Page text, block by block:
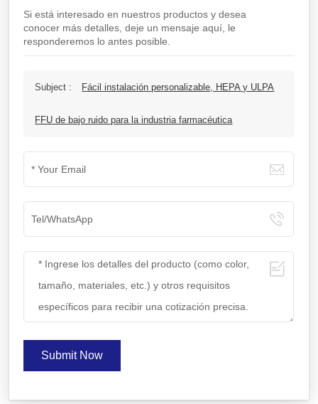
Si está interesado en nuestros productos y desea
conocer más detalles, deje un mensaje aquí, le
responderemos lo antes posible.
Subject : Fácil instalación personalizable, HEPA y ULPA
FFU de bajo ruido para la industria farmacéutica
Submit Now